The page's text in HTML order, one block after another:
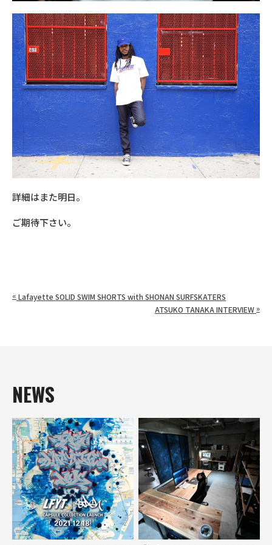
詳細はまた明日。
ご期待下さい。
« Lafayette SOLID SWIM SHORTS with SHONAN SURFSKATERS
ATSUKO TANAKA INTERVIEW»
NEWS